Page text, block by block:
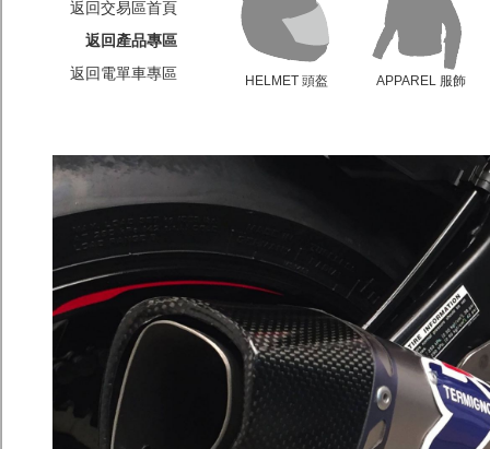
返回交易區首頁
返回產品專區
返回電單車專區
HELMET 頭盔 APPAREL 服飾